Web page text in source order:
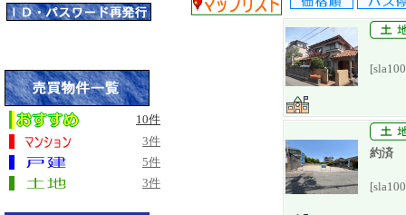
10件
3件
5件
3件
約済